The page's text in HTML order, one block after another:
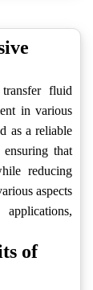
fluid
in various
as a reliable
that
reducing
aspects
of